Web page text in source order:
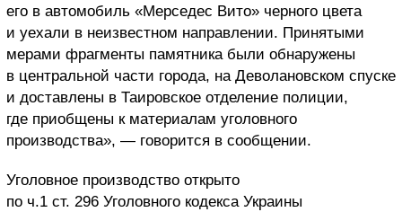
его в автомобиль «Мерседес Вито» черного цвета
и уехали в неизвестном направлении. Принятыми
мерами фрагменты памятника были обнаружены
в центральной части города, на Деволановском спуске
и доставлены в Таировское отделение полиции,
где приобщены к материалам уголовного
производства», — говорится в сообщении.
Уголовное производство открыто
по ч.1 ст. 296 Уголовного кодекса Украины